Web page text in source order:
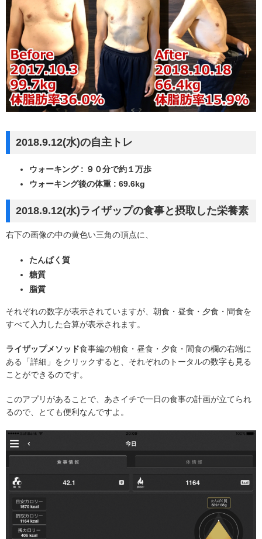
2018.9.12(水)の自主トレ
ウォーキング : ９０分で約１万歩
ウォーキング後の体重 : 69.6kg
2018.9.12(水)ライザップの食事と摂取した栄養素
右下の画像の中の黄色い三角の頂点に、
たんぱく質
糖質
脂質
それぞれの数字が表示されていますが、朝食・昼食・夕食・間食を
すべて入力した合算が表示されます。
ライザップメソッド食事編の朝食・昼食・夕食・間食の欄の右端に
ある「詳細」をクリックすると、それぞれのトータルの数字も見る
ことができるのです。
このアプリがあることで、あさイチで一日の食事の計画が立てられ
るので、とても便利なんですよ。